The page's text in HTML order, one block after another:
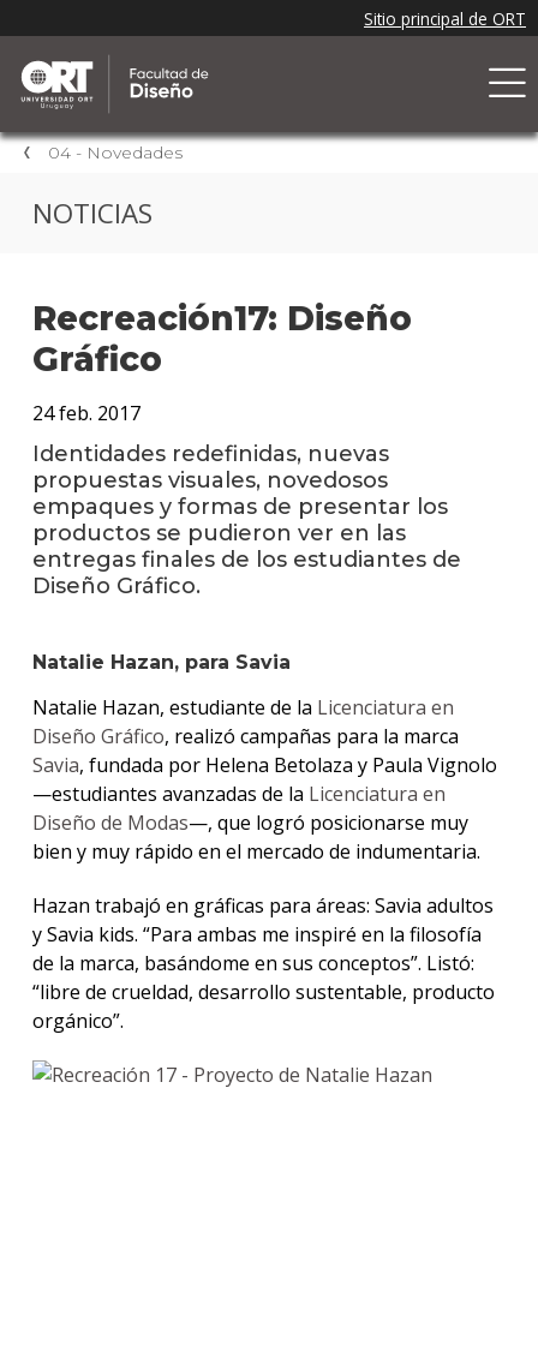
04 - Novedades
NOTICIAS
Recreación17: Diseño
Gráfico
24 feb. 2017
Identidades redefinidas, nuevas
propuestas visuales, novedosos
empaques y formas de presentar los
productos se pudieron ver en las
entregas finales de los estudiantes de
Diseño Gráfico.
Natalie Hazan, para Savia
Natalie Hazan, estudiante de la Licenciatura en
Diseño Gráfico, realizó campañas para la marca
Savia, fundada por Helena Betolaza y Paula Vignolo
—estudiantes avanzadas de la Licenciatura en
Diseño de Modas—, que logró posicionarse muy
bien y muy rápido en el mercado de indumentaria.
Hazan trabajó en gráficas para áreas: Savia adultos
y Savia kids. “Para ambas me inspiré en la filosofía
de la marca, basándome en sus conceptos”. Listó:
“libre de crueldad, desarrollo sustentable, producto
orgánico”.